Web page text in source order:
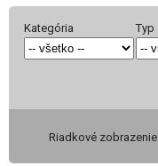
Kategória Typ
Riadkové zobrazenie